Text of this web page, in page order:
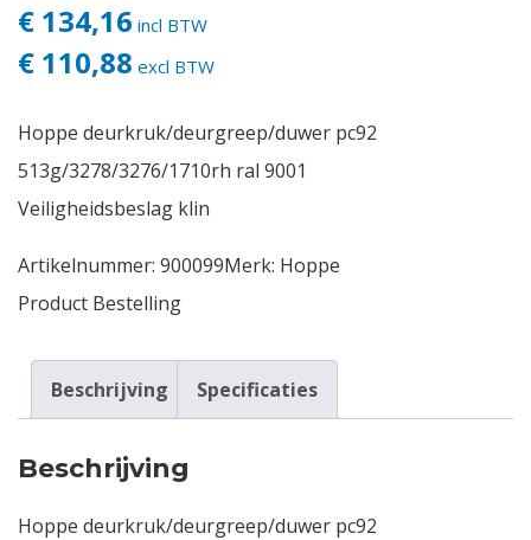
Contact
Vacatures
€ 134,16 incl BTW
€ 110,88 excl BTW
Hoppe deurkruk/deurgreep/duwer pc92
513g/3278/3276/1710rh ral 9001
Veiligheidsbeslag klin
Artikelnummer: 900099Merk: Hoppe
Product Bestelling
Beschrijving Specificaties
Beschrijving
Hoppe deurkruk/deurgreep/duwer pc92